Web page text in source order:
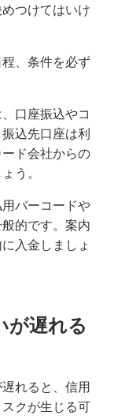
？可能なケー
とは？持つ条
メリットや年
ランドは？そ
める！メリッ
説
つけてはいけ
、条件を必ず
口座振込やコ
込先口座は利
ド会社からの
う。
バーコードや
的です。案内
入金しましょ
が遅れる
れると、信用
クが生じる可